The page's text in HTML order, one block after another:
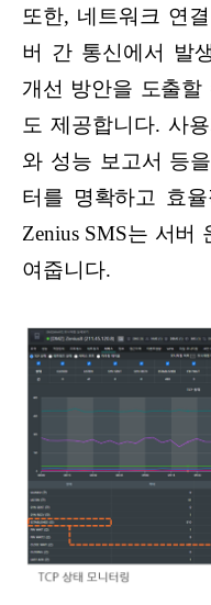
또한, 네트워크 연
버 간 통신에서 발
개선 방안을 도출할
도 제공합니다. 사
와 성능 보고서 등
터를 명확하고 효
Zenius SMS는 서버
여줍니다.